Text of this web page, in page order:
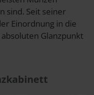
sind. Seit seiner
Einordnung in die
Glanzpunkt